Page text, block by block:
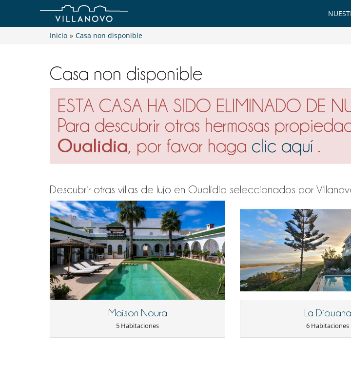
Inicio » Casa non disponible
Casa non disponible
ESTA CASA HA SIDO ELIMINADO DE
Para descubrir otras hermosas
Oualidia, por favor haga clic aquí.
Descubrir otras villas de lujo en Oualidia seleccionados por
Maison Noura
5 Habitaciones
La Diouana
6 Habitaciones